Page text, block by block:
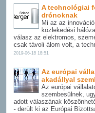
A technológiai
drónoknak
Mi az az
közlekedési
válasz az elektromos,
csak távoli álom volt, a
2019-06-18 18:51
Az európai
akadállyal
Az európai
szembesülnek,
adott válaszának
- derült ki az Európai